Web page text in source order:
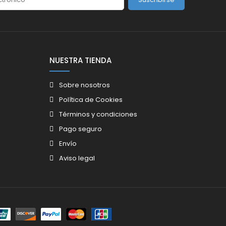
NUESTRA TIENDA
Sobre nosotros
Política de Cookies
Términos y condiciones
Pago seguro
Envío
Aviso legal